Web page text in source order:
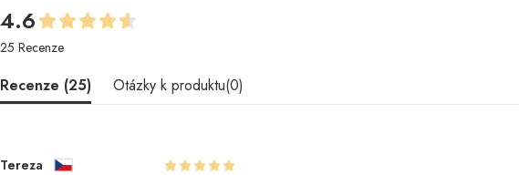
4.6
25 Recenze
Recenze (25) Otázky k produktu(0)
Tereza